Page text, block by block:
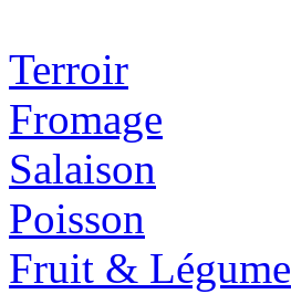
Terroir
Fromage
Salaison
Poisson
Fruit & Légume